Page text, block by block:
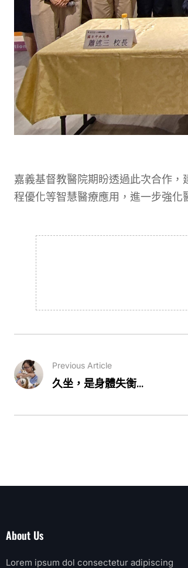
嘉義基督教醫院期盼透過此次合作
程優化等智慧醫療應用，進一步強化
Previous Article
久坐，是身體失衡...
About Us
Lorem ipsum dol consectetur adipiscing